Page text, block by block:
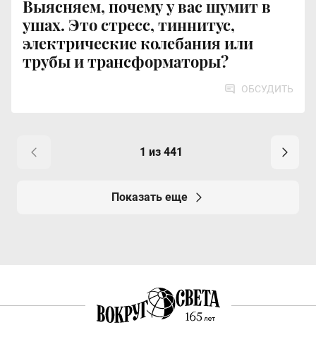
Выясняем, почему у вас шумит в
ушах. Это стресс, тиннитус,
электрические колебания или
трубы и трансформаторы?
ОБСУДИТЬ
1 из 441
Показать еще